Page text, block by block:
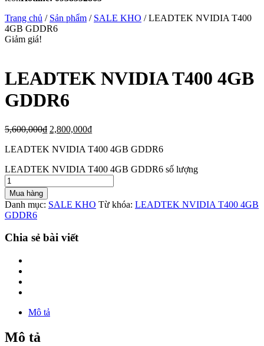
Trang chủ / Sản phẩm / SALE KHO / LEADTEK NVIDIA T400
4GB GDDR6
Giảm giá!
LEADTEK NVIDIA T400 4GB
GDDR6
5,600,000₫ 2,800,000₫
LEADTEK NVIDIA T400 4GB GDDR6
LEADTEK NVIDIA T400 4GB GDDR6 số lượng
Mua hàng
Danh mục: SALE KHO Từ khóa: LEADTEK NVIDIA T400 4GB
GDDR6
Chia sẻ bài viết
Mô tả
Mô tả